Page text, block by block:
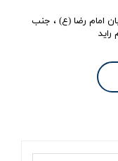
امام رضا (ع) ، جنب